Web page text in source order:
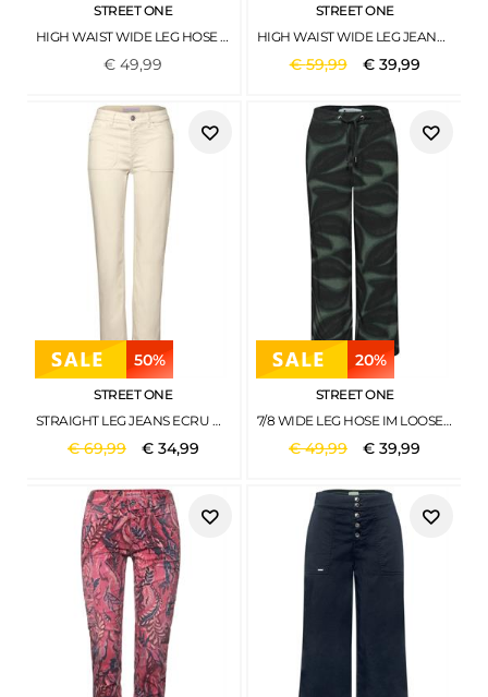
STREET ONE
HIGH WAIST WIDE LEG HOSE IM LOOSE FIT RUSTIC ROUGE
€49,99
STREET ONE
HIGH WAIST WIDE LEG JEANS IM LOOSE FIT LIGHT BLUE WASH
€59,99 € 39,99
50%
STREET ONE
STRAIGHT LEG JEANS ECRU WASHED
€69,99 € 34,99
20%
STREET ONE
7/8 WIDE LEG HOSE IM LOOSE FIT MIT PRINT DEEP BOUND GREEN
€49,99 €39,99